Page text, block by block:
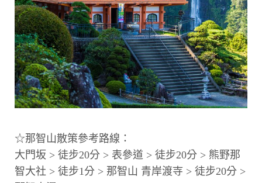
☆那智山散策參考路線：
大門坂 > 徒步20分 > 表參道 > 徒步20分 > 熊野那
智大社 > 徒步1分 > 那智山 青岸渡寺 > 徒步20分 >